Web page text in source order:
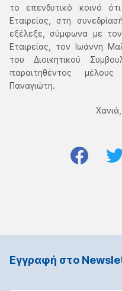
το επενδυτικό κοινό
Εταιρείας, στη
εξέλεξε, σύμφωνα με
Εταιρείας, τον Ιωάννη
του Διοικητικού
παραιτηθέντος
Παναγιώτη.
Εγγραφή στο